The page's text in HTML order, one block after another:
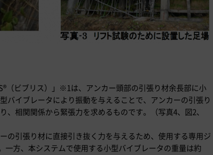
（ビブリス）」※1は、アンカー頭部の引張り材余長部に小
バイブレータにより振動を与えることで、アンカーの引張り
相関関係から緊張力を求めるものです。（写真4、図2、
の引張り材に直接引き抜く力を与えるため、使用する専用ジ
一方、本システムで使用する小型バイブレータの重量は約